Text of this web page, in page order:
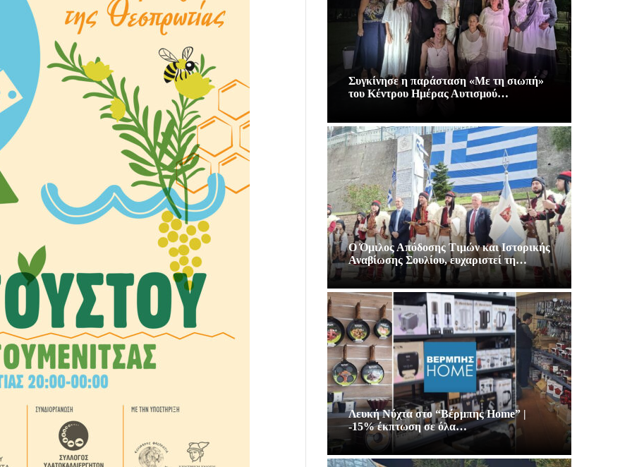
Συγκίνησε η παράσταση «Με τη σιωπή»
του Κέντρου Ημέρας Αυτισμού…
Ο Όμιλος Απόδοσης Τιμών και Ιστορικής
Αναβίωσης Σουλίου, ευχαριστεί τη…
Λευκή Νύχτα στο “Βέρμπης Home” |
-15% έκπτωση σε όλα…